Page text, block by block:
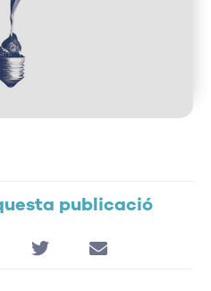
publicació